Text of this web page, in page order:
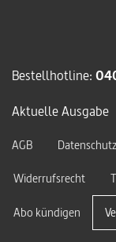
Bestellhotline:
Aktuelle Ausgabe
AGB Datenschutz
Widerrufsrecht
Abo kündigen